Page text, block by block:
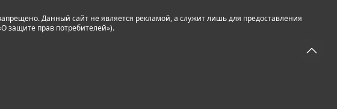
Данный сайт не является рекламой, а служит лишь для предоставления
защите прав потребителей»).